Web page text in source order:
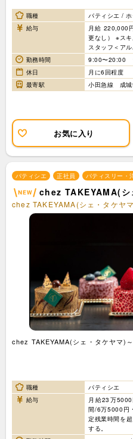
職種
パティシエ /
給与
月給 220,000
更なし） ※ス
スタッフ＜ア
勤務時間
9:00〜20:00
休日
月に6回程度
最寄駅
小田急線 成城
お気に入り
パティシエ 正社員 パティスリー・
chez TAKEYAMA(シ
chez TAKEYAMA(シェ・タケヤ
chez TAKEYAMA(シェ・タケヤマ)
職種
パティシエ
給与
月給23万
間/6万5000円
定残業時間を
する。